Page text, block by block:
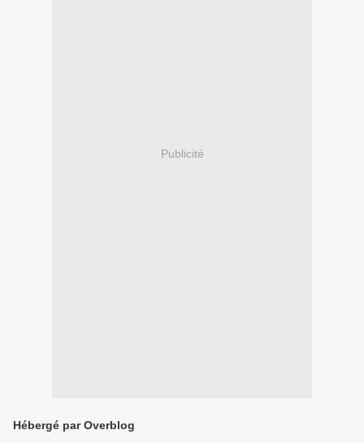
Publicité
Hébergé par Overblog